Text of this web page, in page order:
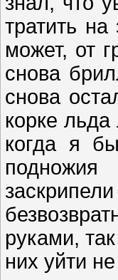
тратить
может, от
снова
снова
корке
когда я
руками,
них уйти